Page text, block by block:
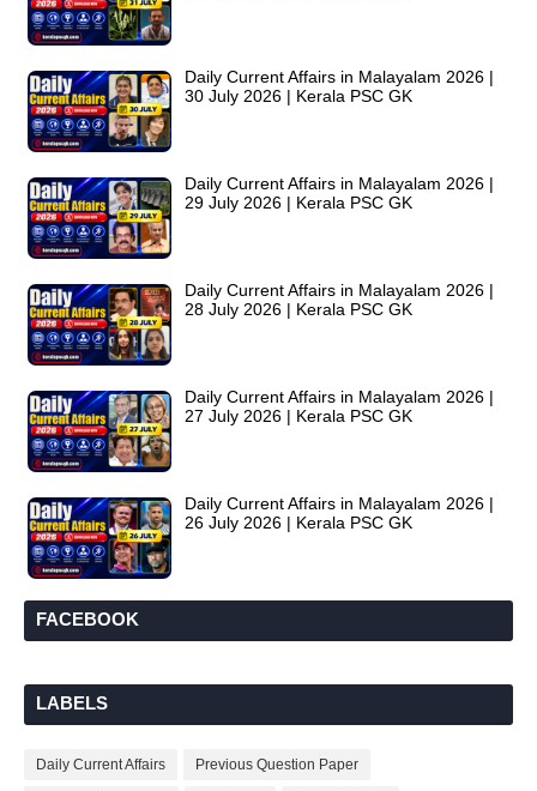
Daily Current Affairs in Malayalam 2026 |
30 July 2026 | Kerala PSC GK
Daily Current Affairs in Malayalam 2026 |
29 July 2026 | Kerala PSC GK
Daily Current Affairs in Malayalam 2026 |
28 July 2026 | Kerala PSC GK
Daily Current Affairs in Malayalam 2026 |
27 July 2026 | Kerala PSC GK
Daily Current Affairs in Malayalam 2026 |
26 July 2026 | Kerala PSC GK
FACEBOOK
LABELS
Daily Current Affairs Previous Question Paper